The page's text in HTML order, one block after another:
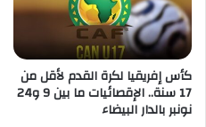
كأس إفريقيا لكرة القدم لأقل من
17 سنة.. الإقصائيات ما بين 9 و24
نونبر بالدار البيضاء